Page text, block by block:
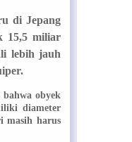
di Jepang
15,5 miliar
lebih jauh
obyek
diameter
masih harus